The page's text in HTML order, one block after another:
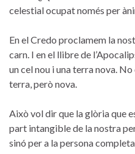
celestial ocupat només per
En el Credo proclamem la
carn. I en el llibre de
un cel nou i una terra nova.
terra, però nova.
Això vol dir que la glòria que
part intangible de la nostra
sinó per a la persona